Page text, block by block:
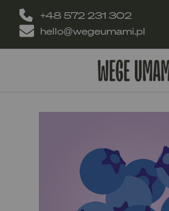
+48 572 231 302
hello@wegeumami.pl